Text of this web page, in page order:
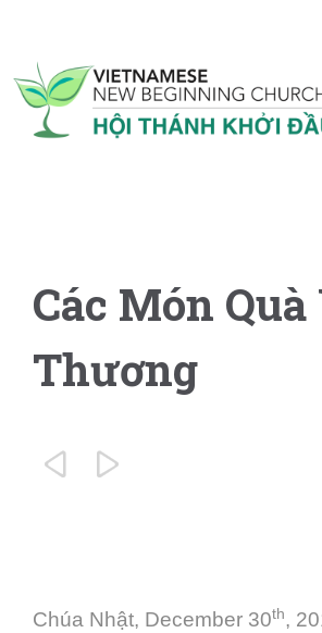
Các Món Quà
Thương
 
Chúa Nhật, December 30th,